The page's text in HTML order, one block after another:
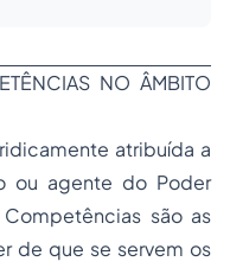
NO ÂMBITO
atribuída a
ou agente do Poder
são as
de que se servem os